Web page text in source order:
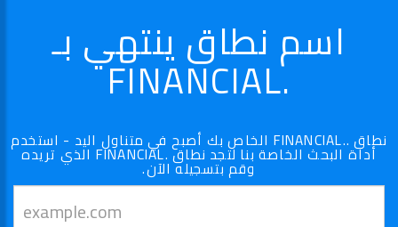
اسم نطاق ينتهي بـ
.FINANCIAL
نطاق ..FINANCIAL الخاص بك أصبح في متناول اليد - استخدم
أداة البحث الخاصة بنا لتجد نطاق .FINANCIAL الذي تريده
وقم بتسجيله الآن.